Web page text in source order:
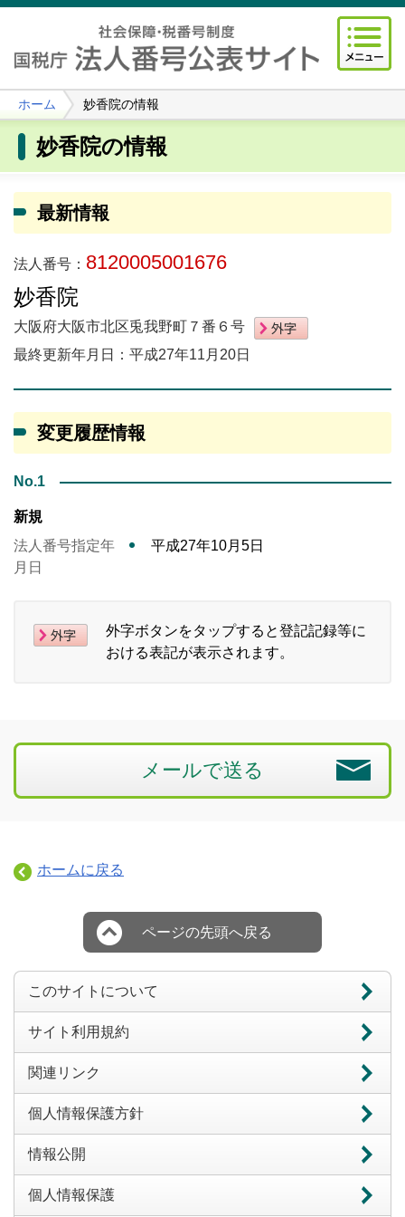
ホーム 妙香院の情報
妙香院の情報
最新情報
法人番号： 8120005001676
妙香院
大阪府大阪市北区兎我野町７番６号
最終更新年月日：平成27年11月20日
変更履歴情報
No.1
新規
法人番号指定年
月日
平成27年10月5日
外字ボタンをタップすると登記記録等に
おける表記が表示されます。
メールで送る
ホームに戻る
ページの先頭へ戻る
このサイトについて
サイト利用規約
関連リンク
個人情報保護方針
情報公開
個人情報保護